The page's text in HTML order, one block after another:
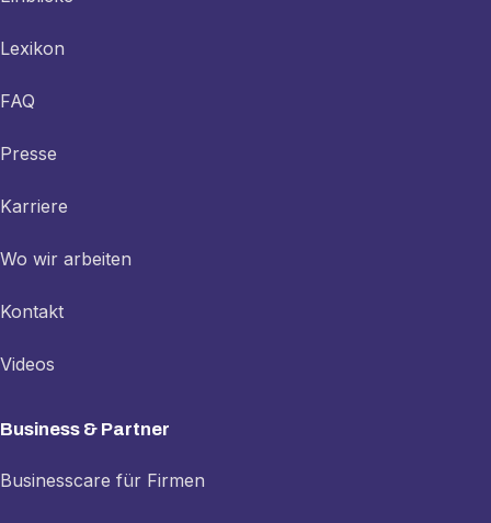
Lexikon
FAQ
Presse
Karriere
Wo wir arbeiten
Kontakt
Videos
Business & Partner
Businesscare für Firmen